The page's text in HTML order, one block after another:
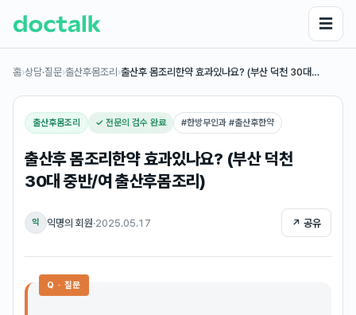
☰
홈›상담·질문›출산후몸조리 ›출산후 몸조리한약 효과있나요? (부산 덕천 30대…
출산후몸조리 ✓ 전문의 검수 완료 #한방부인과 #출산후한약
출산후 몸조리한약 효과있나요? (부산 덕천
30대 중반/여 출산후몸조리)
익 익명의 회원·2025.05.17 ↗ 공유
Q · 질문